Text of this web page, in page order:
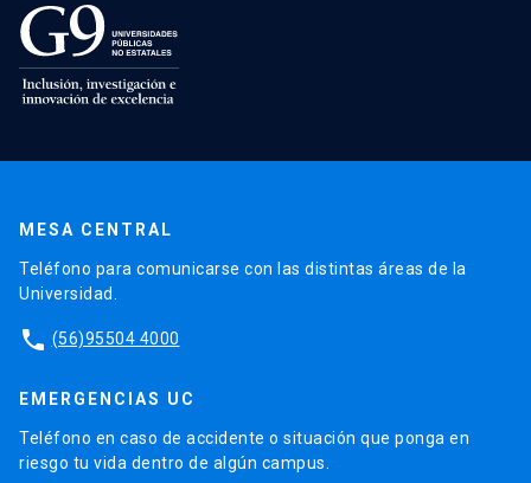
MESA CENTRAL
Teléfono para comunicarse con las distintas áreas de la
Universidad.
phone (56)95504 4000
EMERGENCIAS UC
Teléfono en caso de accidente o situación que ponga en
riesgo tu vida dentro de algún campus.